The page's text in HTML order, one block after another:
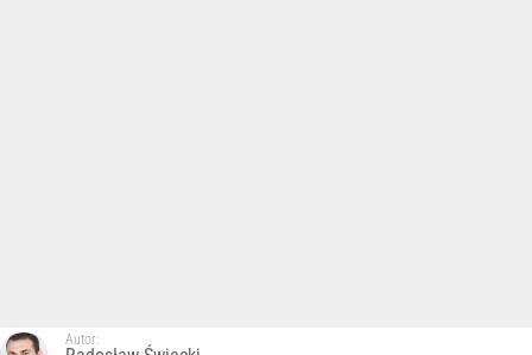
Autor: